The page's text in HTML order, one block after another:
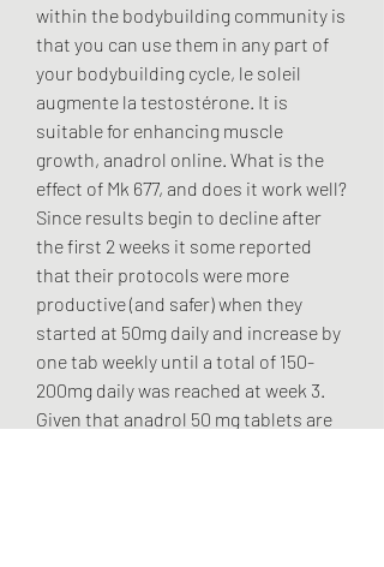
within the bodybuilding community is
that you can use them in any part of
your bodybuilding cycle, le soleil
augmente la testostérone. It is
suitable for enhancing muscle
growth, anadrol online. What is the
effect of Mk 677, and does it work well?
Since results begin to decline after
the first 2 weeks it some reported
that their protocols were more
productive (and safer) when they
started at 50mg daily and increase by
one tab weekly until a total of 150-
200mg daily was reached at week 3.
Given that anadrol 50 mg tablets are